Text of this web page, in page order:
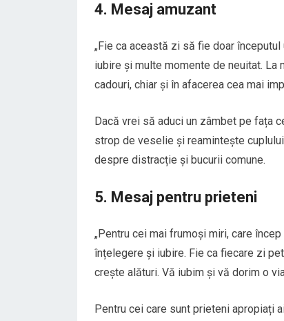
4. Mesaj amuzant
„Fie ca această zi să fie doar
iubire și multe momente de neuitat.
cadouri, chiar și în afacerea cea mai
Dacă vrei să aduci un zâmbet pe fața
strop de veselie și reamintește
despre distracție și bucurii comune.
5. Mesaj pentru prieteni
„Pentru cei mai frumoși miri, care
înțelegere și iubire. Fie ca fiecare zi
crește alături. Vă iubim și vă dorim o
Pentru cei care sunt prieteni apropiați